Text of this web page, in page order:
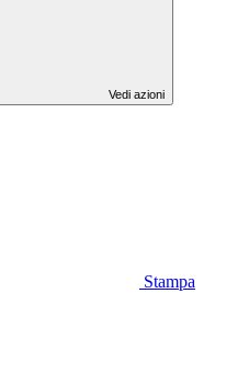
Vedi azioni
Stampa